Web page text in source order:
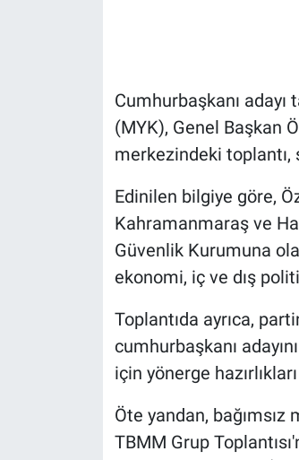
Cumhurbaşkanı adayı
(MYK), Genel Başkan
merkezindeki toplantı,
Edinilen bilgiye göre,
Kahramanmaraş ve
Güvenlik Kurumuna
ekonomi, iç ve dış
Toplantıda ayrıca,
cumhurbaşkanı
için yönerge
Öte yandan,
TBMM Grup
Koronavirüs
Kültür Sanat
Ne demişti